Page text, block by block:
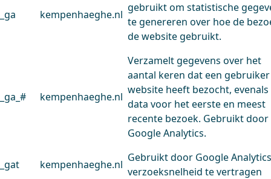
_ga kempenhaeghe.nl
gebruikt om statistische
te genereren over hoe de
de website gebruikt.
_ga_# kempenhaeghe.nl
Verzamelt gegevens over het
aantal keren dat een
website heeft bezocht, evenals
data voor het eerste en meest
recente bezoek. Gebruikt door
Google Analytics.
_gat kempenhaeghe.nl
Gebruikt door Google
verzoeksnelheid te vertragen